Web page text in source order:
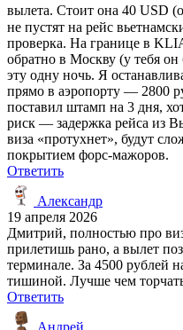
вылета. Стоит она 40 USD
не пустят на рейс
проверка. На границе в
обратно в Москву (у тебя он
эту одну ночь. Я
прямо в аэропорту — 2800
поставил штамп на 3 дня,
риск — задержка рейса из
виза «протухнет», будут
покрытием форс-мажоров.
Ответить
Александр
19 апреля 2026
Дмитрий, полностью про
прилетишь рано, а вылет
терминале. За 4500 рублей
тишиной. Лучше чем
Ответить
Андрей